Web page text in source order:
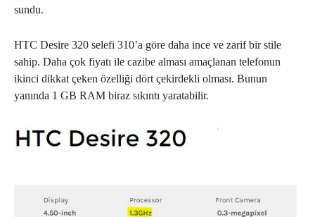
sundu.
HTC Desire 320 selefi 310’a göre daha ince ve zarif bir stile
sahip. Daha çok fiyatı ile cazibe alması amaçlanan telefonun
ikinci dikkat çeken özelliği dört çekirdekli olması. Bunun
yanında 1 GB RAM biraz sıkıntı yaratabilir.